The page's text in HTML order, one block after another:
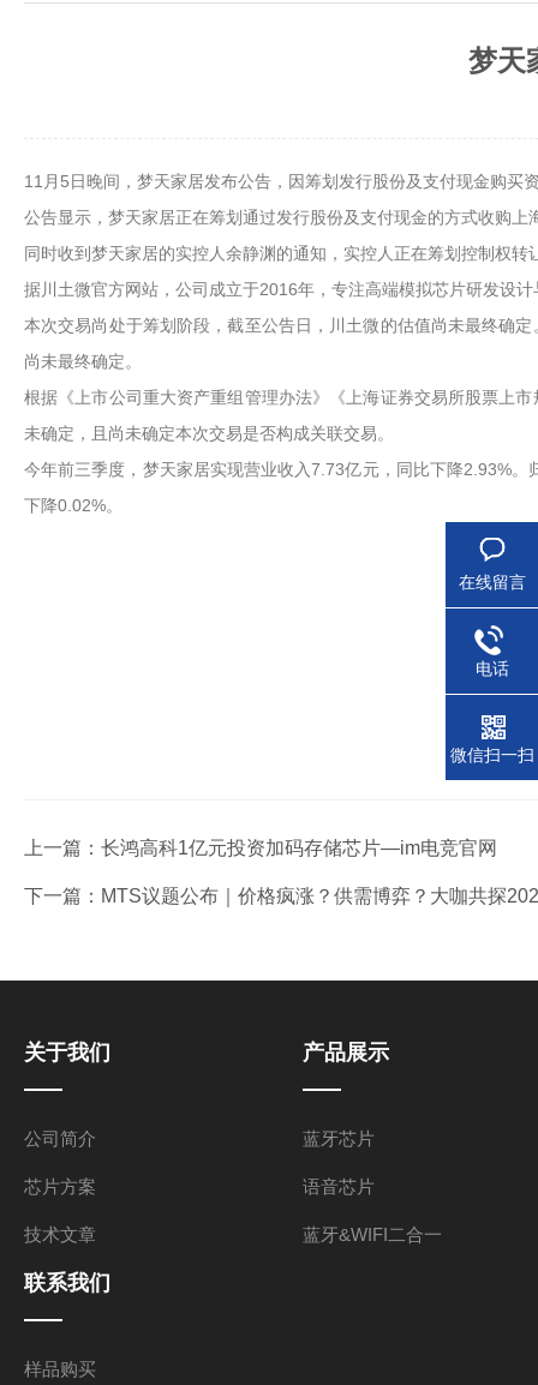
梦天
11月5日晚间，梦天家居发布公告，因筹划发行股份及支付现金购
公告显示，梦天家居正在筹划通过发行股份及支付现金的方式收购
同时收到梦天家居的实控人余静渊的通知，实控人正在筹划控制权
据川土微官方网站，公司成立于2016年，专注高端模拟芯片研发设
本次交易尚处于筹划阶段，截至公告日，川土微的估值尚未最终确
尚未最终确定。
根据《上市公司重大资产重组管理办法》《上海证券交易所股票上
未确定，且尚未确定本次交易是否构成关联交易。
今年前三季度，梦天家居实现营业收入7.73亿元，同比下降2.93%
下降0.02%。
上一篇： 长鸿高科1亿元投资加码存储芯片—im电竞官网
下一篇： MTS议题公布｜价格疯涨？供需博弈？大咖共探
关于我们
公司简介
芯片方案
技术文章
产品展示
蓝牙芯片
语音芯片
蓝牙&WIFI二合一
联系我们
样品购买
在线留言
电话
微信扫一扫